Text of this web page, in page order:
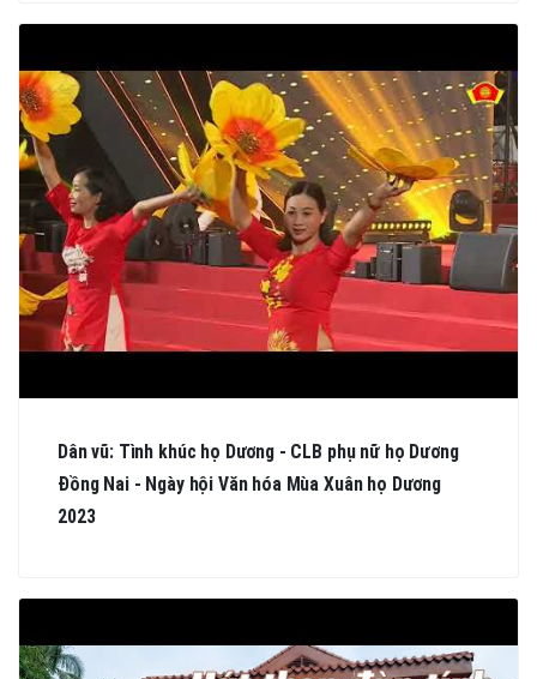
Dân vũ: Tình khúc họ Dương - CLB phụ nữ họ Dương
Đồng Nai - Ngày hội Văn hóa Mùa Xuân họ Dương
2023